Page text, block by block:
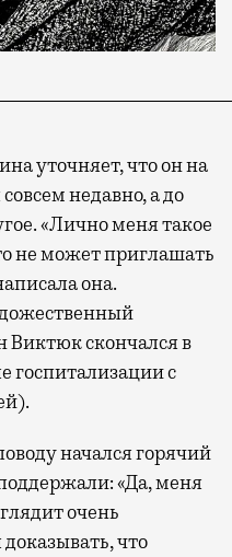
уточняет, что он на
недавно, а до
«Лично меня такое
не может приглашать
она.
Виктюк скончался в
госпитализации с
начался горячий
«Да, меня
очень
что